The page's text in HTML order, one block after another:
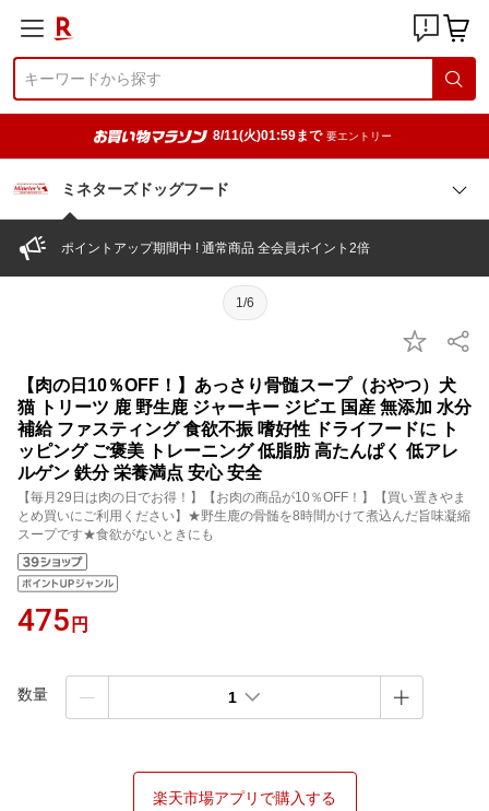
8/11(火)01:59まで 要エントリー
ミネターズドッグフード
ポイントアップ期間中 ! 通常商品 全会員ポイント2倍
1/6
【肉の日10％OFF！】あっさり骨髄スープ（おやつ）犬
猫 トリーツ 鹿 野生鹿 ジャーキー ジビエ 国産 無添加 水分
補給 ファスティング 食欲不振 嗜好性 ドライフードに ト
ッピング ご褒美 トレーニング 低脂肪 高たんぱく 低アレ
ルゲン 鉄分 栄養満点 安心 安全
【毎月29日は肉の日でお得！】【お肉の商品が10％OFF！】【買い置きやま
とめ買いにご利用ください】★野生鹿の骨髄を8時間かけて煮込んだ旨味凝縮
スープです★食欲がないときにも
475 円
数量 1
楽天市場アプリで購入する